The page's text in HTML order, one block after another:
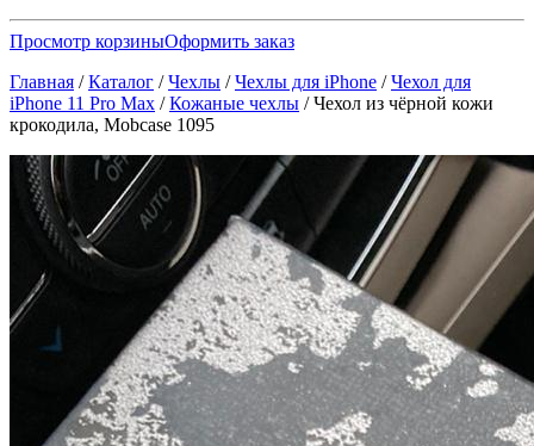
Просмотр корзиныОформить заказ
Главная /Каталог /Чехлы /Чехлы для iPhone /Чехол для
iPhone 11 Pro Max /Кожаные чехлы /Чехол из чёрной кожи
крокодила, Mobcase 1095